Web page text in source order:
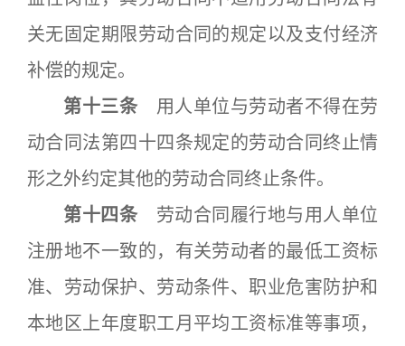
关无固定期限劳动合同的规定以及支付经济
补偿的规定。
第十三条 用人单位与劳动者不得在劳
动合同法第四十四条规定的劳动合同终止情
形之外约定其他的劳动合同终止条件。
第十四条 劳动合同履行地与用人单位
注册地不一致的，有关劳动者的最低工资标
准、劳动保护、劳动条件、职业危害防护和
本地区上年度职工月平均工资标准等事项，